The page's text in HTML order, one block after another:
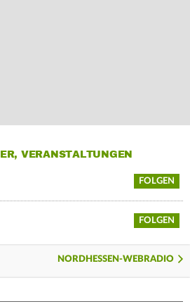
VERANSTALTUNGEN
FOLGEN
FOLGEN
NORDHESSEN-WEBRADIO